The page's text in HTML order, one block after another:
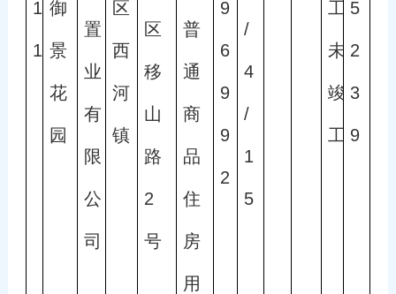
御
景
花
园
置
业
有
限
公
司
区
西
河
镇
区
移
山
路
2
号
5
2
3
9
1
1
普
通
商
品
住
房
用
9
6
9
9
2
/
4
/
1
5
工
未
竣
工